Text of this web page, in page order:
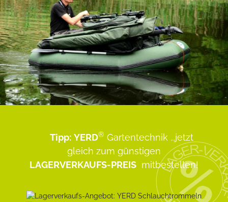
Tipp: YERD® Gartentechnik ...jetzt
gleich zum günstigen
LAGERVERKAUFS-PREIS mitbestellen!